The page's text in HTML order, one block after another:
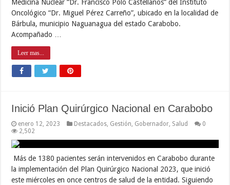
Medicina Nuclear “Dr. Francisco Polo Castellanos” del Instituto
Oncológico “Dr. Miguel Pérez Carreño”, ubicado en la localidad de
Bárbula, municipio Naguanagua del estado Carabobo.
Acompañado …
Leer mas...
Inició Plan Quirúrgico Nacional en Carabobo
enero 12, 2023 Destacados Gestión Gobernador Salud
0
2,502
Más de 1380 pacientes serán intervenidos en Carabobo durante
la implementación del Plan Quirúrgico Nacional 2023, que inició
este miércoles en once centros de salud de la entidad. Siguiendo